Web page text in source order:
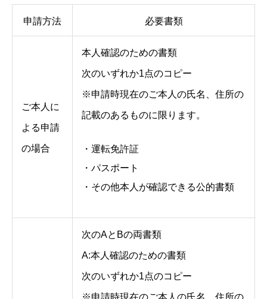
申請方法 必要書類
ご本人に
よる申請
の場合
本人確認のための書類
次のいずれか1点のコピー
※申請時現在のご本人の氏名、住所の
記載のあるものに限ります。
・運転免許証
・パスポート
・その他本人が確認できる公的書類
次のAとBの両書類
A:本人確認のための書類
次のいずれか1点のコピー
※申請時現在のご本人の氏名、住所の